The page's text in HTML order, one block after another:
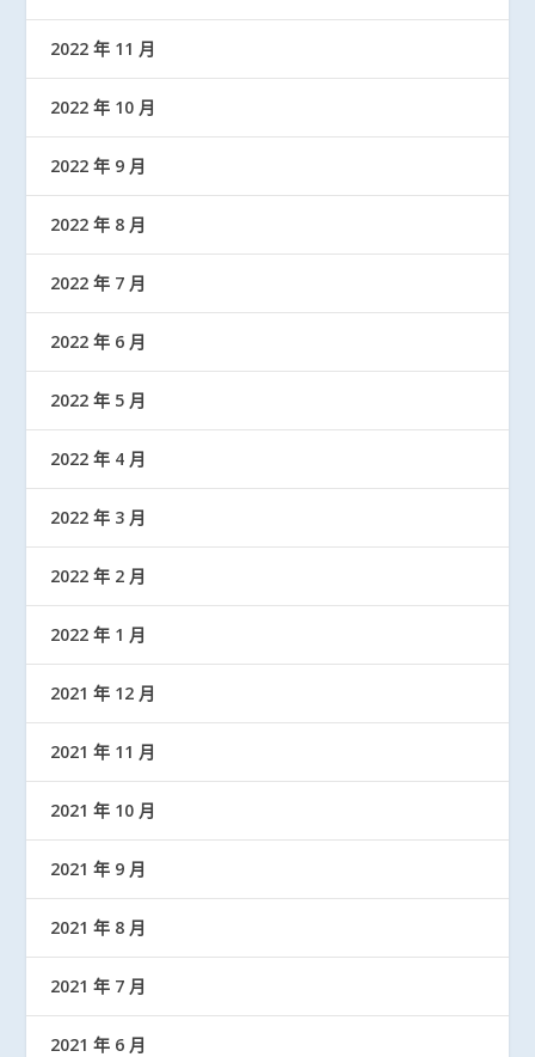
2022 年 11 月
2022 年 10 月
2022 年 9 月
2022 年 8 月
2022 年 7 月
2022 年 6 月
2022 年 5 月
2022 年 4 月
2022 年 3 月
2022 年 2 月
2022 年 1 月
2021 年 12 月
2021 年 11 月
2021 年 10 月
2021 年 9 月
2021 年 8 月
2021 年 7 月
2021 年 6 月